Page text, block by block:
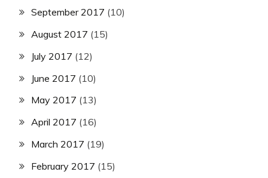
September 2017 (10)
August 2017 (15)
July 2017 (12)
June 2017 (10)
May 2017 (13)
April 2017 (16)
March 2017 (19)
February 2017 (15)